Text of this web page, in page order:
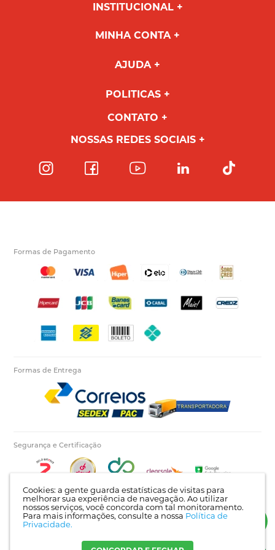
Cookies: a gente guarda estatísticas de visitas para
melhorar sua experiência de navegação. Ao utilizar
nossos serviços, você concorda com tal monitoramento.
Para mais informações, consulte a nossa Política de
Privacidade.
INSTITUCIONAL
MINHA CONTA
AJUDA
POLITICAS
CONTATO
NOSSAS REDES SOCIAIS
Formas de Pagamento
Formas de Entrega
Segurança e Certificação
Autopecas Tiete LTDA - CNPJ: 60.840.768/0001-03 | Rua Itajaí, 624 - Bairro Tietê |
Londrina - PR | CEP: 86025-450 |